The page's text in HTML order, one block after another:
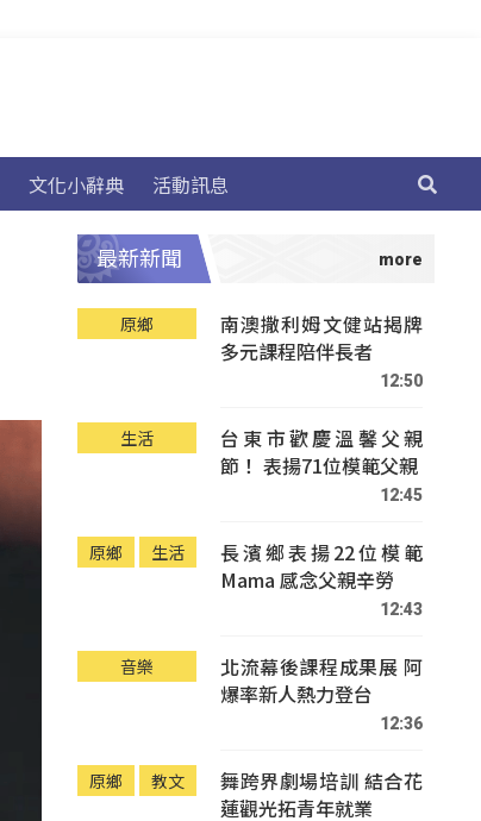
文化小辭典 活動訊息
最新新聞
原鄉
南澳撒利姆文健站揭牌
多元課程陪伴長者
12:50
生活
台東市歡慶溫馨父親
節！ 表揚71位模範父親
12:45
原鄉 生活
長濱鄉表揚22位模範
Mama 感念父親辛勞
12:43
音樂
北流幕後課程成果展 阿
爆率新人熱力登台
12:36
原鄉 教文
舞跨界劇場培訓 結合花
蓮觀光拓青年就業